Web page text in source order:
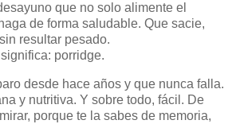
que no solo alimente el
de forma saludable. Que sacie,
resultar pesado.
porridge.
desde hace años y que nunca falla.
y nutritiva. Y sobre todo, fácil. De
porque te la sabes de memoria,